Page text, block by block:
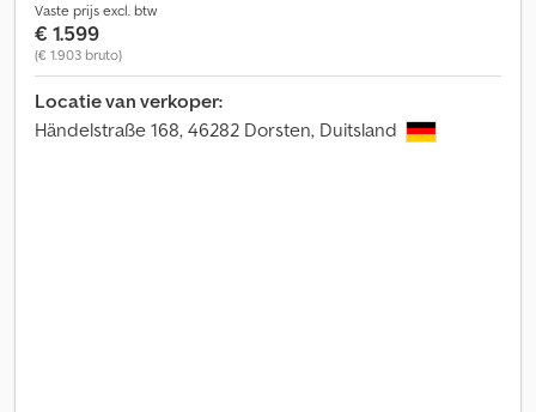
Vaste prijs excl. btw
€ 1.599
(€ 1.903 bruto)
Locatie van verkoper:
Händelstraße 168, 46282 Dorsten, Duitsland